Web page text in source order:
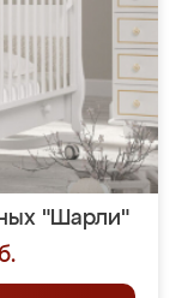
"Шарли"